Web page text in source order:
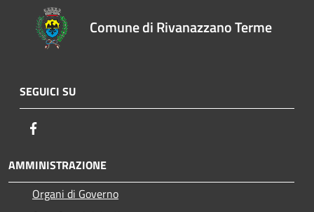
Comune di Rivanazzano Terme
SEGUICI SU
AMMINISTRAZIONE
Organi di Governo